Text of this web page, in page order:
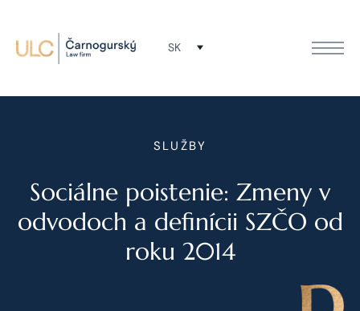
SK
SLUŽBY
Sociálne poistenie: Zmeny v
odvodoch a definícii SZČO od
roku 2014